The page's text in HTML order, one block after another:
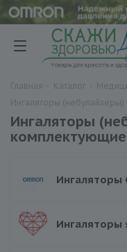
Ингаляторы
Ингаляторы
Ингаляторы